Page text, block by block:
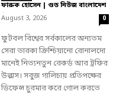
ফারুক হোসেন | গুড নিউজ বাংলাদেশ
-
August 3, 2026 0
ফুটবল বিশ্বের সর্বকালের অন্যতম
সেরা তারকা ক্রিশ্চিয়ানো রোনালদো
মানেই নিত্যনতুন রেকর্ড আর ট্রফির
উল্লাস। সবুজ গালিচায় প্রতিপক্ষের
ডিফেন্স চুরমার করে গোল করতে